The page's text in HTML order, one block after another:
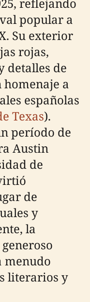
popular a
Su exterior
rojas,
detalles de
a
españolas
Texas).
período de
Austin
de
de
y
la
menudo
literarios y